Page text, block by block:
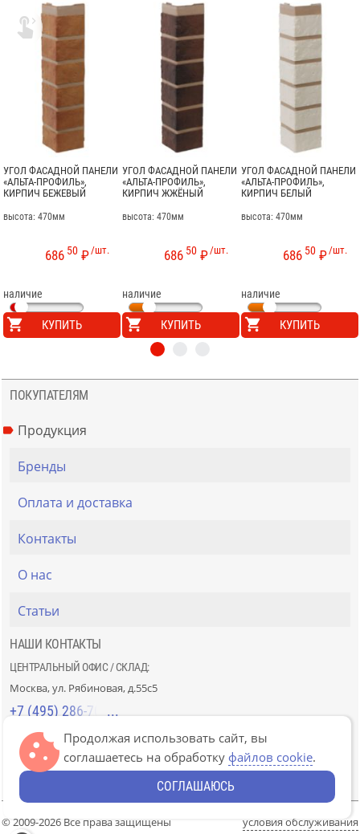
УГОЛ ФАСАДНОЙ ПАНЕЛИ
«АЛЬТА-ПРОФИЛЬ»,
КИРПИЧ БЕЖЕВЫЙ
высота: 470мм
/шт.
686 50 ₽
наличие
КУПИТЬ
УГОЛ ФАСАДНОЙ ПАНЕЛИ
«АЛЬТА-ПРОФИЛЬ»,
КИРПИЧ ЖЖЁНЫЙ
высота: 470мм
/шт.
686 50 ₽
наличие
КУПИТЬ
УГОЛ ФАСАДНОЙ ПАНЕЛИ
«АЛЬТА-ПРОФИЛЬ»,
КИРПИЧ БЕЛЫЙ
высота: 470мм
/шт.
686 50 ₽
наличие
КУПИТЬ

ПОКУПАТЕЛЯМ
Продукция
Бренды
Оплата и доставка
Контакты
О нас
Статьи
НАШИ КОНТАКТЫ
ЦЕНТРАЛЬНЫЙ ОФИС / СКЛАД:
Москва, ул. Рябиновая, д.55с5
+7 (495) 286-70-40
СТРОЙРЫНОК «СЛАВЯНСКИЙ МИР»:
Москва, 41км МКАД, пав. Г-14/7-8 и Д-14/7-8
+7 (499) 226-74-18
© 2009-2026 Все права защищены
условия обслуживания
Продолжая использовать сайт, вы
соглашаетесь на обработку файлов cookie.
СОГЛАШАЮСЬ